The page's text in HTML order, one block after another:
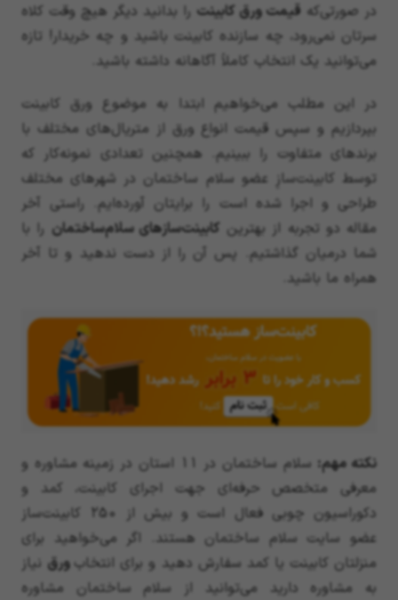
در صورتی‌که قیمت ورق کابینت را بدانید دیگر هیچ وقت کلاه
سرتان نمی‌رود، چه سازنده کابینت باشید و چه خریدار! تازه
می‌توانید یک انتخاب کاملاً آگاهانه داشته باشید.
در این مطلب می‌خواهیم ابتدا به موضوع ورق کابینت
بپردازیم و سپس قیمت انواع ورق از متریال‌های مختلف با
برندهای متفاوت را ببینیم. همچنین تعدادی نمونه‌کار که
توسط کابینت‌سازِ عضو سلام ساختمان در شهرهای مختلف
طراحی و اجرا شده است را برایتان آورده‌ایم. راستی آخر
مقاله دو تجربه از بهترین کابینت‌سازهای سلام‌ساختمان را با
شما درمیان گذاشتیم. پس آن را از دست ندهید و تا آخر
همراه ما باشید.
نکته مهم: سلام ساختمان در 11
استان در زمینه مشاوره و
معرفی متخصص حرفه‌ای جهت اجرای کابینت، کمد و
دکوراسیون چوبی فعال است و بیش از 250 کابینت‌ساز
عضو سایت سلام ساختمان هستند. اگر می‌خواهید برای
منزلتان کابینت یا کمد سفارش دهید و برای انتخاب ورق نیاز
به مشاوره دارید می‌توانید از سلام ساختمان مشاوره